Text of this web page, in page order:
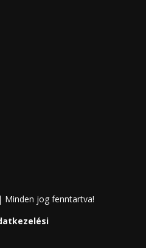
jog fenntartva!